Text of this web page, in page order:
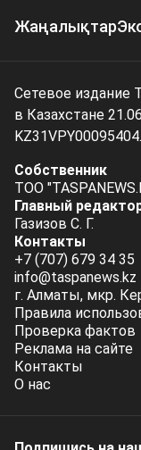
Жаңалықтар
Сетевое издание
в Казахстане
KZ31VPY00095404.
Собственник
ТОО
Главный
Газизов С. Г.
Контакты
+7 (707) 679 34 35
info@taspanews.kz
г. Алматы, мкр.
Правила
Проверка фактов
Реклама на сайте
Контакты
О нас